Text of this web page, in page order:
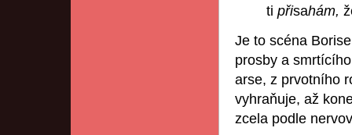
ti přisahám,
Je to scéna
prosby a
arse, z prvotního
vyhraňuje, až
zcela podle